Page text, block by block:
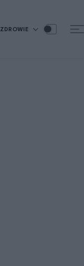
ZDROWIE